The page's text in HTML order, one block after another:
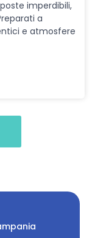
imperdibili,
a
e atmosfere